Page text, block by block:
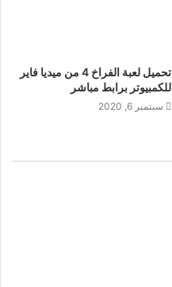
تحميل لعبة الفراخ 4 من ميديا فاير
للكمبيوتر برابط مباشر
سبتمبر 6, 2020